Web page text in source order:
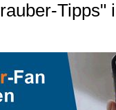
Tipps"